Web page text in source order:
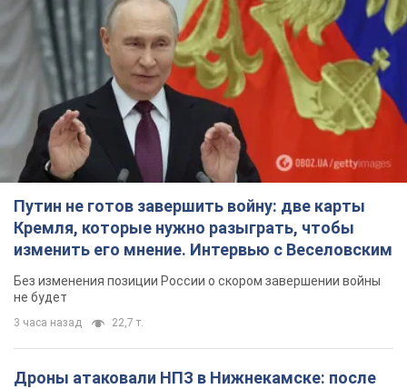
Путин не готов завершить войну: две карты
Кремля, которые нужно разыграть, чтобы
изменить его мнение. Интервью с Веселовским
Без изменения позиции России о скором завершении войны
не будет
3 часа назад 22,7 т.
Дроны атаковали НПЗ в Нижнекамске: после